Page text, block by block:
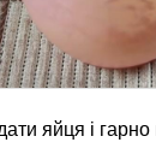
яйця і гарно